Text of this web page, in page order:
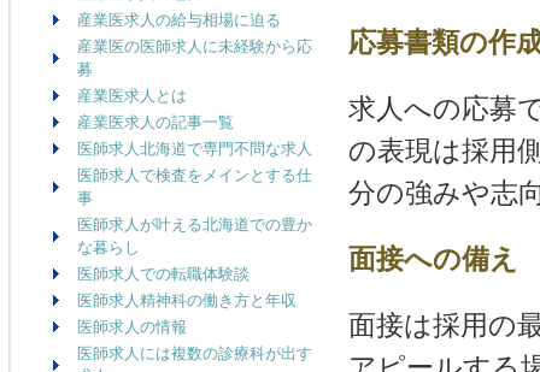
産業医求人の給与相場に迫る
産業医の医師求人に未経験から応
募
産業医求人とは
産業医求人の記事一覧
医師求人北海道で専門不問な求人
医師求人で検査をメインとする仕
事
医師求人が叶える北海道での豊か
な暮らし
医師求人での転職体験談
医師求人精神科の働き方と年収
医師求人の情報
医師求人には複数の診療科が出す
応募書類の作
求人への応募
の表現は採用
分の強みや志
面接への備え
面接は採用の